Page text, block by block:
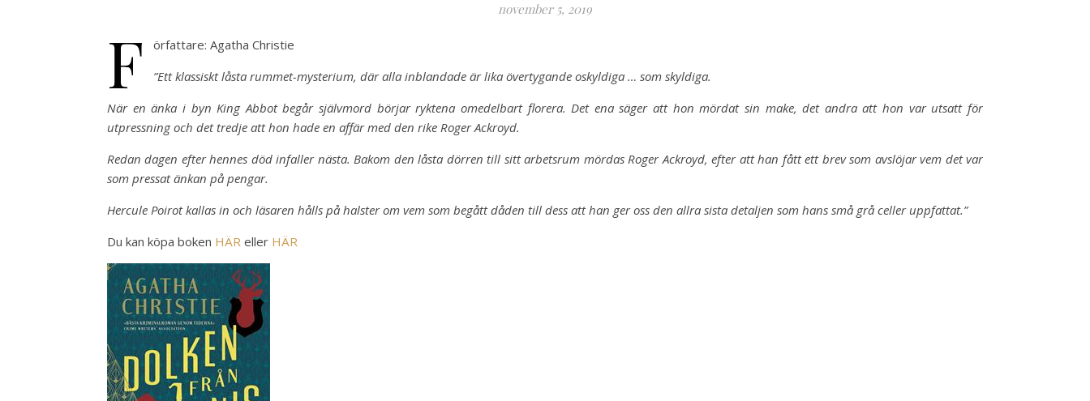
november 5, 2019
F
örfattare: Agatha Christie
”Ett klassiskt låsta rummet-mysterium, där alla inblandade är lika övertygande oskyldiga … som skyldiga.
När en änka i byn King Abbot begår självmord börjar ryk­tena omedelbart florera. Det ena säger att hon mördat sin make, det andra att hon var utsatt för
utpressning och det tredje att hon hade en affär med den rike Roger Ackroyd.
Redan dagen efter hennes död infaller nästa. Bakom den låsta dörren till sitt arbetsrum mördas Roger Ackroyd, efter att han fått ett brev som avslöjar vem det var
som pressat änkan på pengar.
Hercule Poirot kallas in och läsaren hålls på halster om vem som begått dåden till dess att han ger oss den allra sista detal­jen som hans små grå celler uppfattat.”
Du kan köpa boken HÄR eller HÄR